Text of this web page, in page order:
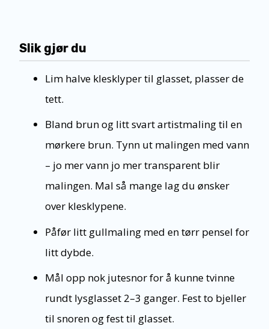
Slik gjør du
Lim halve klesklyper til glasset, plasser de
tett.
Bland brun og litt svart artistmaling til en
mørkere brun. Tynn ut malingen med vann
– jo mer vann jo mer transparent blir
malingen. Mal så mange lag du ønsker
over klesklypene.
Påfør litt gullmaling med en tørr pensel for
litt dybde.
Mål opp nok jutesnor for å kunne tvinne
rundt lysglasset 2–3 ganger. Fest to bjeller
til snoren og fest til glasset.